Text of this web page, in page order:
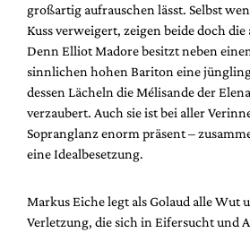
großartig aufrauschen lässt. Selbst
Kuss verweigert, zeigen beide doch
Denn Elliot Madore besitzt neben
sinnlichen hohen Bariton eine
dessen Lächeln die Mélisande der
verzaubert. Auch sie ist bei aller
Sopranglanz enorm präsent –
eine Idealbesetzung.
Markus Eiche legt als Golaud alle Wut
Verletzung, die sich in Eifersucht und